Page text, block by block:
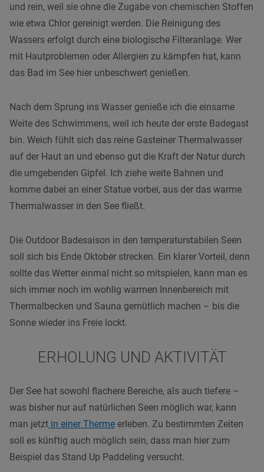
und rein, weil sie ohne die Zugabe von chemischen Stoffen
wie etwa Chlor gereinigt werden. Die Reinigung des
Wassers erfolgt durch eine biologische Filteranlage. Wer
mit Hautproblemen oder Allergien zu kämpfen hat, kann
das Bad im See hier unbeschwert genießen.
Nach dem Sprung ins Wasser genieße ich die einsame
Weite des Schwimmens, weil ich heute der erste Badegast
bin. Weich fühlt sich das reine Gasteiner Thermalwasser
auf der Haut an und ebenso gut die Kraft der Natur durch
die umgebenden Gipfel. Ich ziehe weite Bahnen und
komme dabei an einer Statue vorbei, aus der das warme
Thermalwasser in den See fließt.
Die Outdoor Badesaison in den temperaturstabilen Seen
soll sich bis Ende Oktober strecken. Ein klarer Vorteil, denn
sollte das Wetter einmal nicht so mitspielen, kann man es
sich immer noch im wohlig warmen Innenbereich mit
Thermalbecken und Sauna gemütlich machen – bis die
Sonne wieder ins Freie lockt.
ERHOLUNG UND AKTIVITÄT
Der See hat sowohl flachere Bereiche, als auch tiefere –
was bisher nur auf natürlichen Seen möglich war, kann
man jetzt in einer Therme erleben. Zu bestimmten Zeiten
soll es künftig auch möglich sein, dass man hier zum
Beispiel das Stand Up Paddeling versucht.